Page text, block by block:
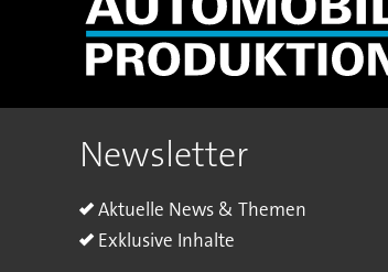
Newsletter
Aktuelle News & Themen
Exklusive Inhalte